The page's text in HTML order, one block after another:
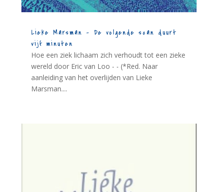
Lieke Marsman – De volgende scan duurt
vijf minuten
Hoe een ziek lichaam zich verhoudt tot een zieke
wereld door Eric van Loo - - (*Red. Naar
aanleiding van het overlijden van Lieke
Marsman....